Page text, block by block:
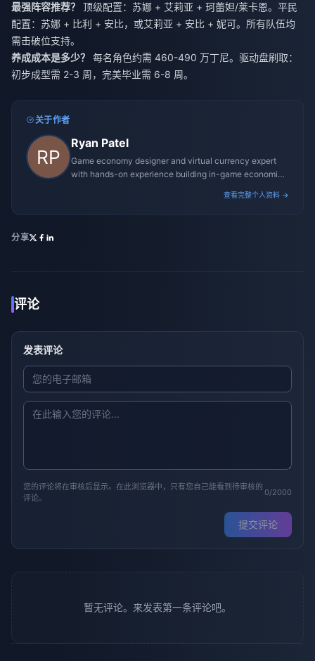
最强阵容推荐？
顶级配置：苏娜 + 艾莉亚 + 珂蕾妲/莱卡恩。平民
配置：苏娜 + 比利 + 安比，或艾莉亚 + 安比 + 妮可。所有队伍均
需击破位支持。
养成成本是多少？
每名角色约需 460-490 万丁尼。驱动盘刷取：
初步成型需 2-3 周，完美毕业需 6-8 周。
关于作者
Ryan Patel
Game economy designer and virtual currency expert
with hands-on experience building in-game economies
查看完整个人资料 →
分享
评论
发表评论
您的评论将在审核后显示。在此浏览器中，只有您自己能看到待审核的
评论。
0/2000
提交评论
暂无评论。来发表第一条评论吧。